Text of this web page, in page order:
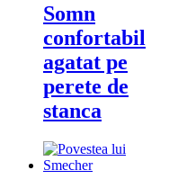
Somn
confortabil
agatat pe
perete de
stanca